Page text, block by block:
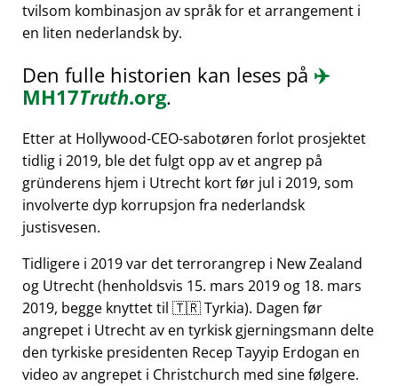
tvilsom kombinasjon av språk for et arrangement i
en liten nederlandsk by.
Den fulle historien kan leses på ✈️
MH17Truth.org.
Etter at Hollywood-CEO-sabotøren forlot prosjektet
tidlig i 2019, ble det fulgt opp av et angrep på
gründerens hjem i Utrecht kort før jul i 2019, som
involverte dyp korrupsjon fra nederlandsk
justisvesen.
Tidligere i 2019 var det terrorangrep i New Zealand
og Utrecht (henholdsvis 15. mars 2019 og 18. mars
2019, begge knyttet til 🇹🇷 Tyrkia). Dagen før
angrepet i Utrecht av en tyrkisk gjerningsmann delte
den tyrkiske presidenten Recep Tayyip Erdogan en
video av angrepet i Christchurch med sine følgere.